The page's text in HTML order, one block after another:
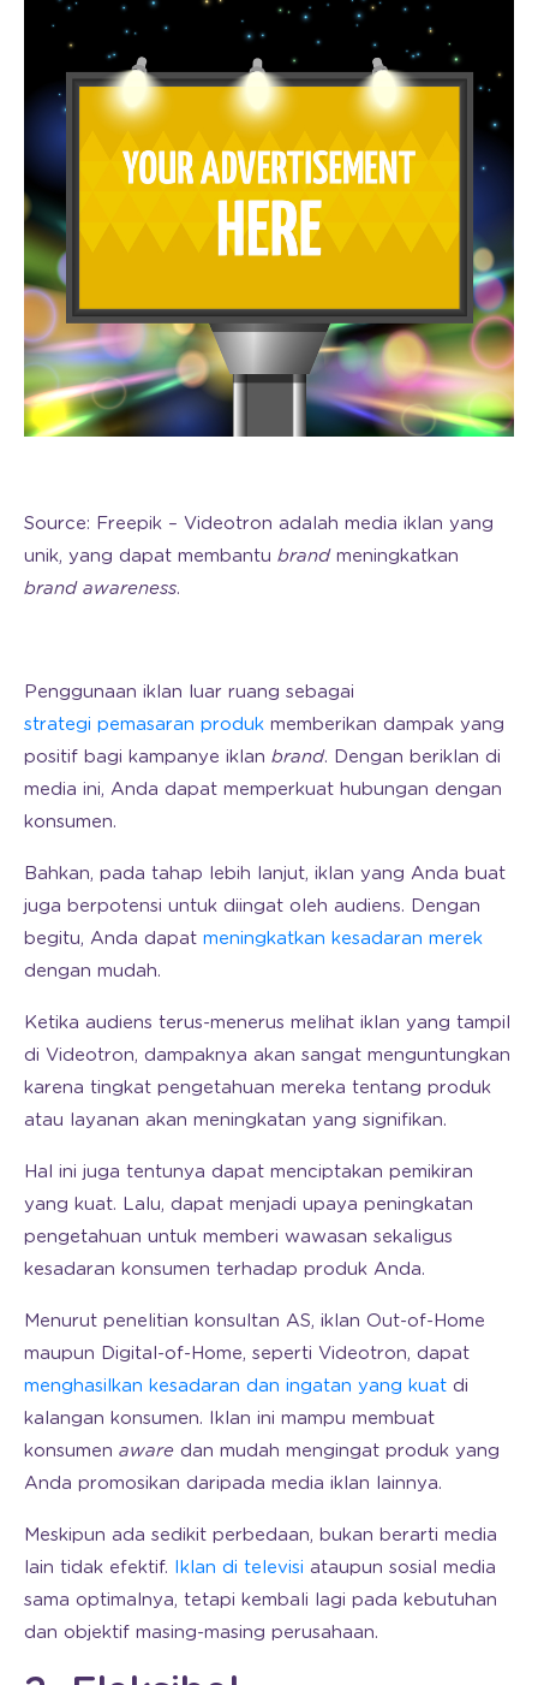
Source: Freepik – Videotron adalah media iklan yang
unik, yang dapat membantu brand meningkatkan
brand awareness.
Penggunaan iklan luar ruang sebagai
strategi pemasaran produk memberikan dampak yang
positif bagi kampanye iklan brand. Dengan beriklan di
media ini, Anda dapat memperkuat hubungan dengan
konsumen.
Bahkan, pada tahap lebih lanjut, iklan yang Anda buat
juga berpotensi untuk diingat oleh audiens. Dengan
begitu, Anda dapat meningkatkan kesadaran merek
dengan mudah.
Ketika audiens terus-menerus melihat iklan yang tampil
di Videotron, dampaknya akan sangat menguntungkan
karena tingkat pengetahuan mereka tentang produk
atau layanan akan meningkatan yang signifikan.
Hal ini juga tentunya dapat menciptakan pemikiran
yang kuat. Lalu, dapat menjadi upaya peningkatan
pengetahuan untuk memberi wawasan sekaligus
kesadaran konsumen terhadap produk Anda.
Menurut penelitian konsultan AS, iklan Out-of-Home
maupun Digital-of-Home, seperti Videotron, dapat
menghasilkan kesadaran dan ingatan yang kuat di
kalangan konsumen. Iklan ini mampu membuat
konsumen aware dan mudah mengingat produk yang
Anda promosikan daripada media iklan lainnya.
Meskipun ada sedikit perbedaan, bukan berarti media
lain tidak efektif. Iklan di televisi ataupun sosial media
sama optimalnya, tetapi kembali lagi pada kebutuhan
dan objektif masing-masing perusahaan.